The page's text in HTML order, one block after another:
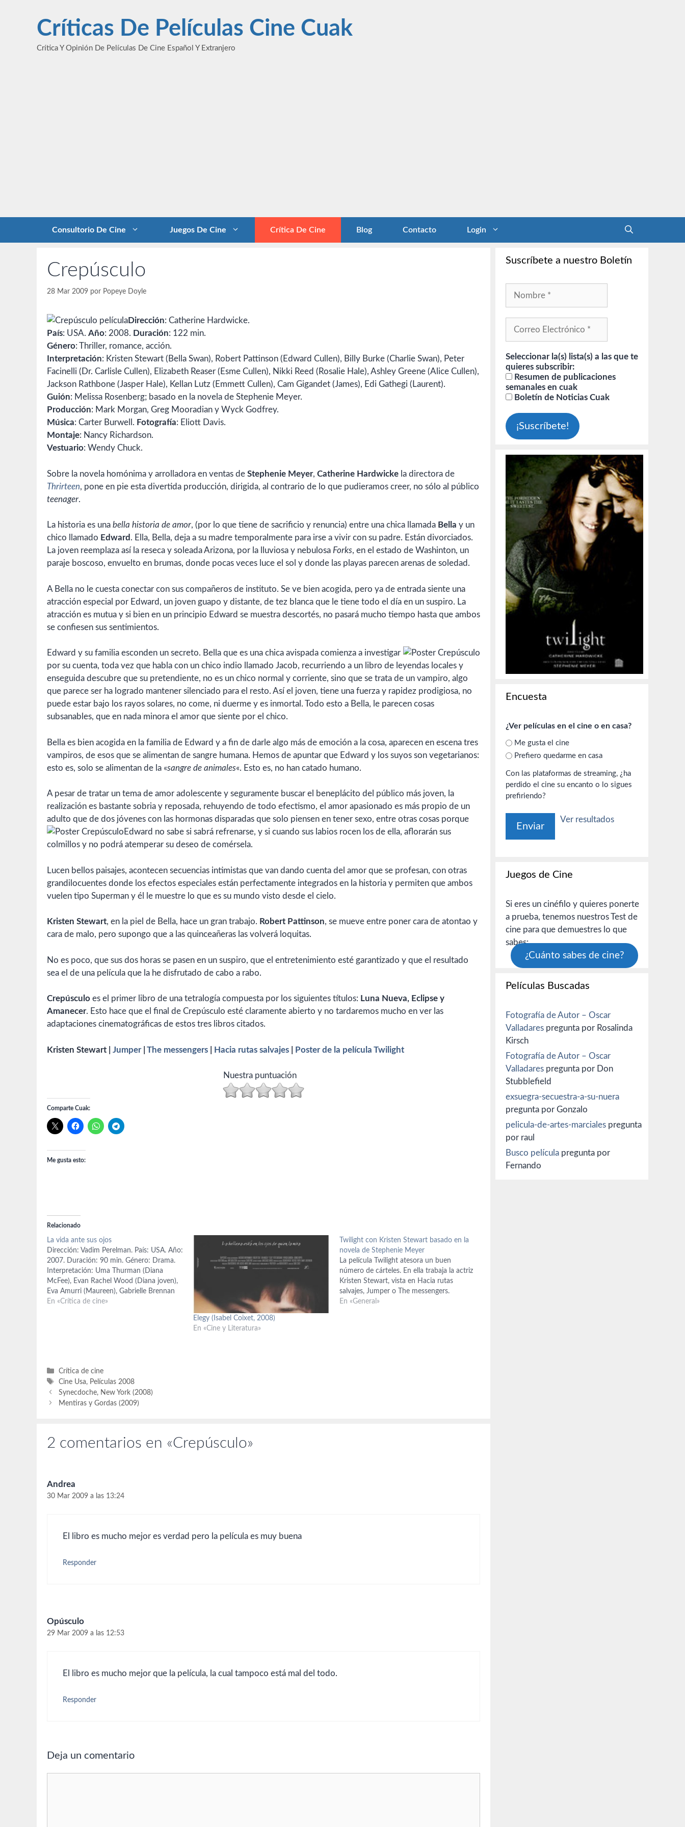
contenidoCríticas De Películas Cine Cuak
Crítica Y Opinión De Películas De Cine Español Y Extranjero
Consultorio De Cine Juegos De Cine Crítica De Cine Blog Contacto Login
Crepúsculo
28 Mar 2009 por Popeye Doyle
Dirección: Catherine Hardwicke.
País: USA. Año: 2008. Duración: 122 min.
Género: Thriller, romance, acción.
Interpretación: Kristen Stewart (Bella Swan), Robert Pattinson (Edward Cullen), Billy Burke (Charlie Swan), Peter
Facinelli (Dr. Carlisle Cullen), Elizabeth Reaser (Esme Cullen), Nikki Reed (Rosalie Hale), Ashley Greene (Alice Cullen),
Jackson Rathbone (Jasper Hale), Kellan Lutz (Emmett Cullen), Cam Gigandet (James), Edi Gathegi (Laurent).
Guión: Melissa Rosenberg; basado en la novela de Stephenie Meyer.
Producción: Mark Morgan, Greg Mooradian y Wyck Godfrey.
Música: Carter Burwell. Fotografía: Eliott Davis.
Montaje: Nancy Richardson.
Vestuario: Wendy Chuck.
Sobre la novela homónima y arrolladora en ventas de Stephenie Meyer, Catherine Hardwicke la directora de
Thrirteen, pone en pie esta divertida producción, dirigida, al contrario de lo que pudieramos creer, no sólo al público
teenager.
La historia es una bella historia de amor, (por lo que tiene de sacrificio y renuncia) entre una chica llamada Bella y un
chico llamado Edward . Ella, Bella, deja a su madre temporalmente para irse a vivir con su padre. Están divorciados.
La joven reemplaza así la reseca y soleada Arizona, por la lluviosa y nebulosa Forks, en el estado de Washinton, un
paraje boscoso, envuelto en brumas, donde pocas veces luce el sol y donde las playas parecen arenas de soledad.
A Bella no le cuesta conectar con sus compañeros de instituto. Se ve bien acogida, pero ya de entrada siente una
atracción especial por Edward, un joven guapo y distante, de tez blanca que le tiene todo el día en un suspiro. La
atracción es mutua y si bien en un principio Edward se muestra descortés, no pasará mucho tiempo hasta que ambos
se confiesen sus sentimientos.
Edward y su familia esconden un secreto. Bella que es una chica avispada comienza a investigar
por su cuenta, toda vez que habla con un chico indio llamado Jacob, recurriendo a un libro de leyendas locales y
enseguida descubre que su pretendiente, no es un chico normal y corriente, sino que se trata de un vampiro, algo
que parece ser ha logrado mantener silenciado para el resto. Así el joven, tiene una fuerza y rapidez prodigiosa, no
puede estar bajo los rayos solares, no come, ni duerme y es inmortal. Todo esto a Bella, le parecen cosas
subsanables, que en nada minora el amor que siente por el chico.
Bella es bien acogida en la familia de Edward y a fin de darle algo más de emoción a la cosa, aparecen en escena tres
vampiros, de esos que se alimentan de sangre humana. Hemos de apuntar que Edward y los suyos son vegetarianos:
esto es, solo se alimentan de la «sangre de animales«. Esto es, no han catado humano.
A pesar de tratar un tema de amor adolescente y seguramente buscar el beneplácito del público más joven, la
realización es bastante sobria y reposada, rehuyendo de todo efectismo, el amor apasionado es más propio de un
adulto que de dos jóvenes con las hormonas disparadas que solo piensen en tener sexo, entre otras cosas porque
Edward no sabe si sabrá refrenarse, y si cuando sus labios rocen los de ella, aflorarán sus
colmillos y no podrá atemperar su deseo de comérsela.
Lucen bellos paisajes, acontecen secuencias intimistas que van dando cuenta del amor que se profesan, con otras
grandilocuentes donde los efectos especiales están perfectamente integrados en la historia y permiten que ambos
vuelen tipo Superman y él le muestre lo que es su mundo visto desde el cielo.
Kristen Stewart, en la piel de Bella, hace un gran trabajo. Robert Pattinson, se mueve entre poner cara de atontao y
cara de malo, pero supongo que a las quinceañeras las volverá loquitas.
No es poco, que sus dos horas se pasen en un suspiro, que el entretenimiento esté garantizado y que el resultado
sea el de una película que la he disfrutado de cabo a rabo.
Crepúsculo es el primer libro de una tetralogía compuesta por los siguientes títulos: Luna Nueva, Eclipse y
Amanecer. Esto hace que el final de Crepúsculo esté claramente abierto y no tardaremos mucho en ver las
adaptaciones cinematográficas de estos tres libros citados.
Kristen Stewart | Jumper The messengers Hacia rutas salvajes Poster de la película Twilight
Nuestra puntuación
Comparte Cuak:
Me gusta esto:
Relacionado
La vida ante sus ojos
Dirección: Vadim Perelman. País: USA. Año:
2007. Duración: 90 min. Género: Drama.
Interpretación: Uma Thurman (Diana
McFee), Evan Rachel Wood (Diana joven),
Eva Amurri (Maureen), Gabrielle Brennan
(Emma McFee), Brett Cullen (Paul McFee),
En «Crítica de cine»
Elegy (Isabel Coixet, 2008)
En «Cine y Literatura»
Twilight con Kristen Stewart basado en la
novela de Stephenie Meyer
La película Twilight atesora un buen
número de cárteles. En ella trabaja la actriz
Kristen Stewart, vista en Hacia rutas
salvajes, Jumper o The messengers.
En «General»
Categorías
Crítica de cine
Etiquetas
Cine Usa, Películas 2008
Synecdoche, New York (2008)
Mentiras y Gordas (2009)
2 comentarios en «Crepúsculo»
Andrea
30 Mar 2009 a las 13:24
El libro es mucho mejor es verdad pero la película es muy buena
Responder
Opúsculo
29 Mar 2009 a las 12:53
El libro es mucho mejor que la película, la cual tampoco está mal del todo.
Responder
Deja un comentario
Suscríbete a nuestro Boletín
Seleccionar la(s) lista(s) a las que te
quieres subscribir:
Resumen de publicaciones
semanales en cuak
Boletín de Noticias Cuak
Encuesta
¿Ver películas en el cine o en casa?
Me gusta el cine
Prefiero quedarme en casa
Con las plataformas de streaming, ¿ha
perdido el cine su encanto o lo sigues
prefiriendo?
Ver resultados
Juegos de Cine
Si eres un cinéfilo y quieres ponerte
a prueba, tenemos nuestros Test de
cine para que demuestres lo que
sabes:
¿Cuánto sabes de cine?
Películas Buscadas
Fotografía de Autor – Oscar
Valladares pregunta por Rosalinda
Kirsch
Fotografía de Autor – Oscar
Valladares pregunta por Don
Stubblefield
exsuegra-secuestra-a-su-nuera
pregunta por Gonzalo
pelicula-de-artes-marciales pregunta
por raul
Busco película pregunta por
Fernando